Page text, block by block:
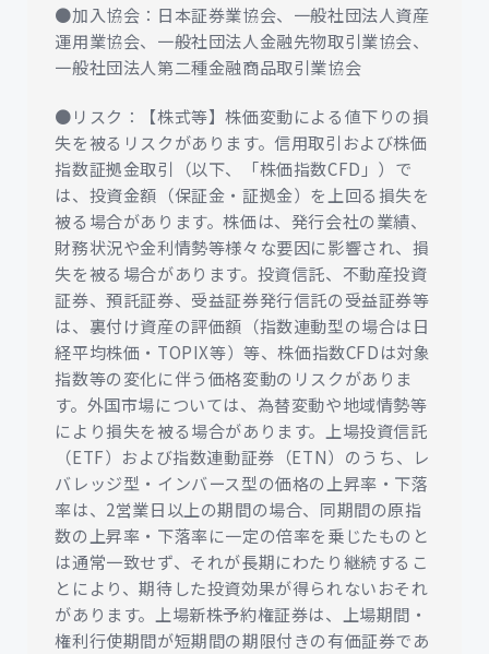
●加入協会：日本証券業協会、一般社団法人資産
運用業協会、一般社団法人金融先物取引業協会、
一般社団法人第二種金融商品取引業協会
●リスク：【株式等】株価変動による値下りの損
失を被るリスクがあります。信用取引および株価
指数証拠金取引（以下、「株価指数CFD」）で
は、投資金額（保証金・証拠金）を上回る損失を
被る場合があります。株価は、発行会社の業績、
財務状況や金利情勢等様々な要因に影響され、損
失を被る場合があります。投資信託、不動産投資
証券、預託証券、受益証券発行信託の受益証券等
は、裏付け資産の評価額（指数連動型の場合は日
経平均株価・TOPIX等）等、株価指数CFDは対象
指数等の変化に伴う価格変動のリスクがありま
す。外国市場については、為替変動や地域情勢等
により損失を被る場合があります。上場投資信託
（ETF）および指数連動証券（ETN）のうち、レ
バレッジ型・インバース型の価格の上昇率・下落
率は、2営業日以上の期間の場合、同期間の原指
数の上昇率・下落率に一定の倍率を乗じたものと
は通常一致せず、それが長期にわたり継続するこ
とにより、期待した投資効果が得られないおそれ
があります。上場新株予約権証券は、上場期間・
権利行使期間が短期間の期限付きの有価証券であ